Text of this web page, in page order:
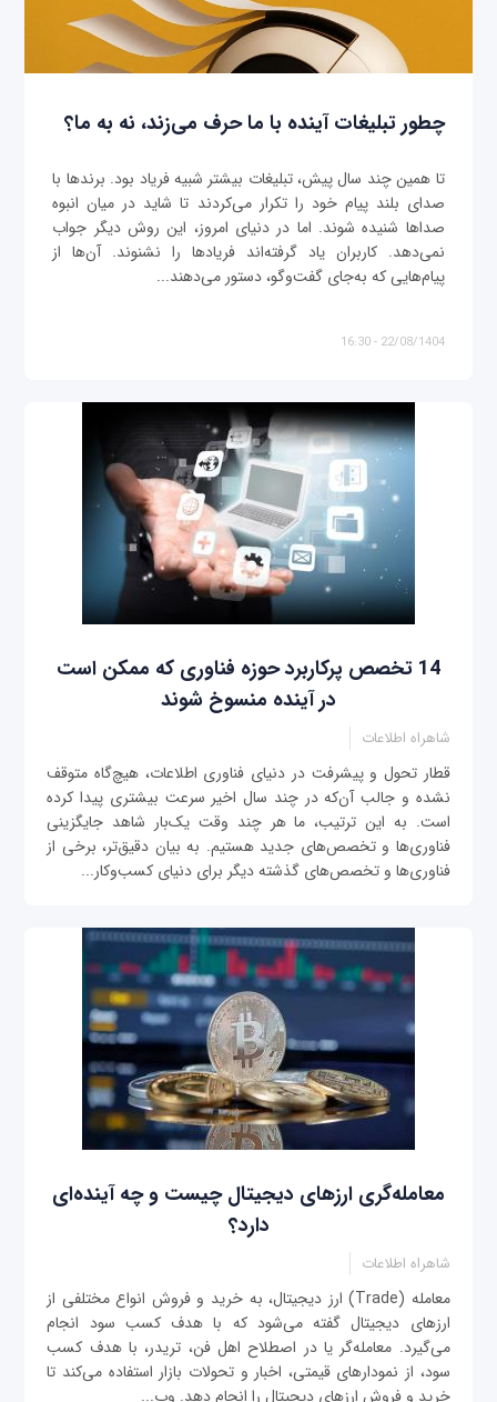
چطور تبلیغات آینده با ما حرف می‌زند، نه به ما؟
تا همین چند سال پیش، تبلیغات بیشتر شبیه فریاد بود. برندها با
صدای بلند پیام خود را تکرار می‌کردند تا شاید در میان انبوه
صداها شنیده شوند. اما در دنیای امروز، این روش دیگر جواب
نمی‌دهد. کاربران یاد گرفته‌اند فریادها را نشنوند. آن‌ها از
پیام‌هایی که به‌جای گفت‌وگو، دستور می‌دهند...
22/08/1404 - 16:30
14 تخصص پرکاربرد حوزه فناوری که ممکن است
در آینده منسوخ ‌شوند
شاهراه اطلاعات
قطار تحول و پیشرفت در دنیای فناوری اطلاعات، هیچ‌گاه متوقف
نشده و جالب آن‌که در چند سال اخیر سرعت بیشتری پیدا کرده
است. به این ترتیب، ما هر چند وقت یک‌بار شاهد جایگزینی
فناوری‌ها و تخصص‌های جدید هستیم. به بیان دقیق‌تر، برخی از
فناوری‌ها و تخصص‌های گذشته دیگر برای دنیای کسب‌وکار...
معامله‌گری ارزهای دیجیتال چیست و چه آینده‌ای
دارد؟
شاهراه اطلاعات
معامله (Trade) ارز دیجیتال، به خرید و فروش انواع مختلفی از
ارزهای دیجیتال گفته می‌شود که با هدف کسب سود انجام
می‌گیرد. معامله‌گر یا در اصطلاح اهل فن، تریدر، با هدف کسب
سود، از نمودارهای قیمتی، اخبار و تحولات بازار استفاده می‌کند تا
خرید و فروش ارزهای دیجیتال را انجام دهد. وب‌...